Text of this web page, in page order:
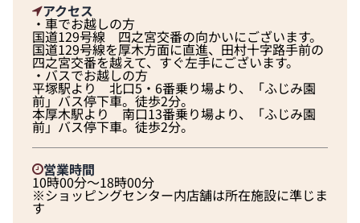
アクセス
・車でお越しの方
国道129号線 四之宮交番の向かいにございます。
国道129号線を厚木方面に直進、田村十字路手前の
四之宮交番を越えて、すぐ左手にございます。
・バスでお越しの方
平塚駅より 北口5・6番乗り場より、「ふじみ園
前」バス停下車。徒歩2分。
本厚木駅より 南口13番乗り場より、「ふじみ園
前」バス停下車。徒歩2分。
営業時間
10時00分～18時00分
※ショッピングセンター内店舗は所在施設に準じま
す